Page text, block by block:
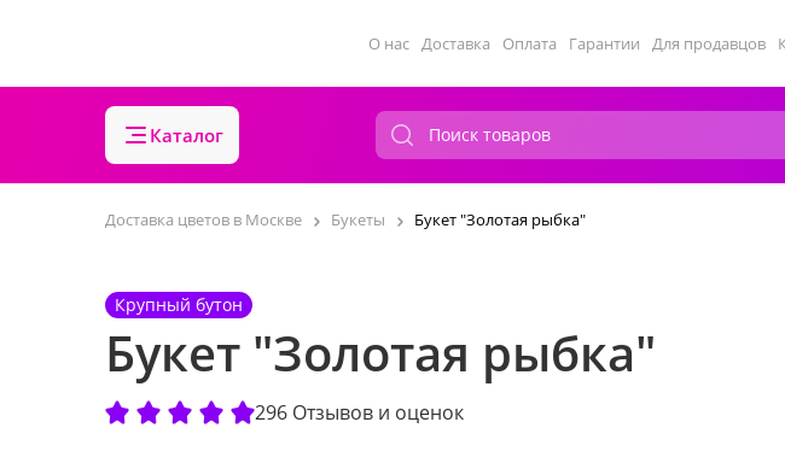
О нас Доставка Оплата Гарантии Для продавцов
Каталог
Доставка цветов в Москве Букеты Букет "Золотая рыбка"
Крупный бутон
Букет "Золотая рыбка"
296 Отзывов и оценок